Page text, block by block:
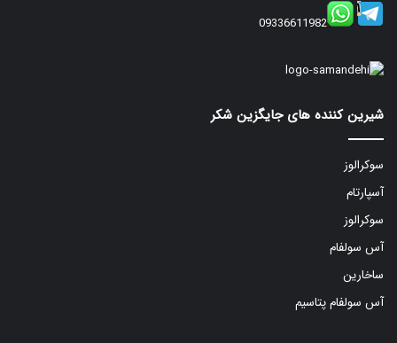
09336611982
شیرین کننده های جایگزین شکر
سوکرالوز
آسپارتام
سوکرالوز
آس سولفام
ساخارین
آس سولفام پتاسیم